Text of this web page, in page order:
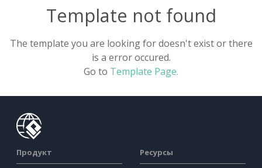
Personal Learning (8)
Technology & Science (10)
Template not found
The template you are looking for doesn't exist or there
is a error occured.
Go to Template Page.
Продукт Ресурсы